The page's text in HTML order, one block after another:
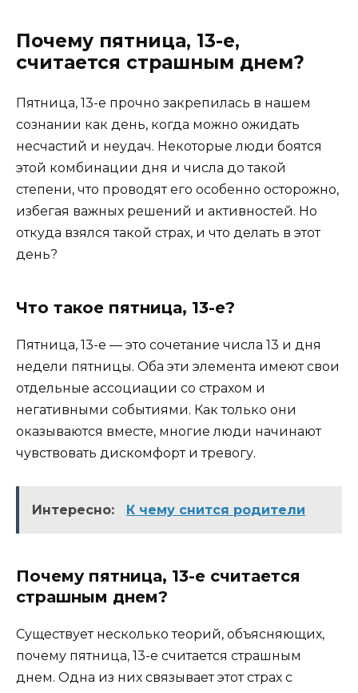
Почему пятница, 13-е,
считается страшным днем?
Пятница, 13-е прочно закрепилась в нашем
сознании как день, когда можно ожидать
несчастий и неудач. Некоторые люди боятся
этой комбинации дня и числа до такой
степени, что проводят его особенно осторожно,
избегая важных решений и активностей. Но
откуда взялся такой страх, и что делать в этот
день?
Что такое пятница, 13-е?
Пятница, 13-е — это сочетание числа 13 и дня
недели пятницы. Оба эти элемента имеют свои
отдельные ассоциации со страхом и
негативными событиями. Как только они
оказываются вместе, многие люди начинают
чувствовать дискомфорт и тревогу.
Интересно: К чему снится родители
Почему пятница, 13-е считается
страшным днем?
Существует несколько теорий, объясняющих,
почему пятница, 13-е считается страшным
днем. Одна из них связывает этот страх с